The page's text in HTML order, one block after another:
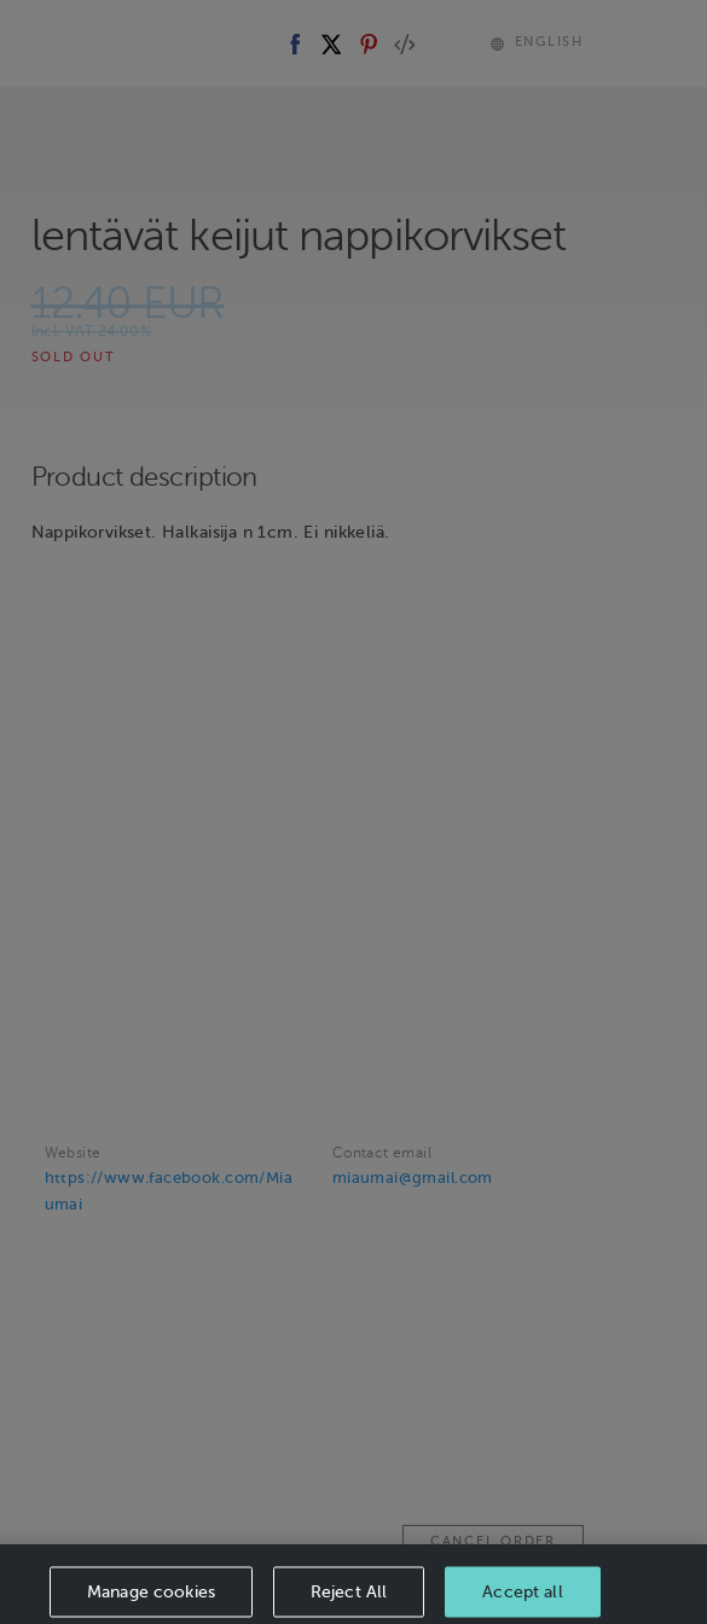
ENGLISH
lentävät keijut nappikorvikset
12.40 EUR
Incl. VAT 24.00%
SOLD OUT
Product description
Nappikorvikset. Halkaisija n 1cm. Ei nikkeliä.
Website
https://www.facebook.com/Mia
umai
Contact email
miaumai@gmail.com
CANCEL ORDER
Manage cookies Reject All Accept all